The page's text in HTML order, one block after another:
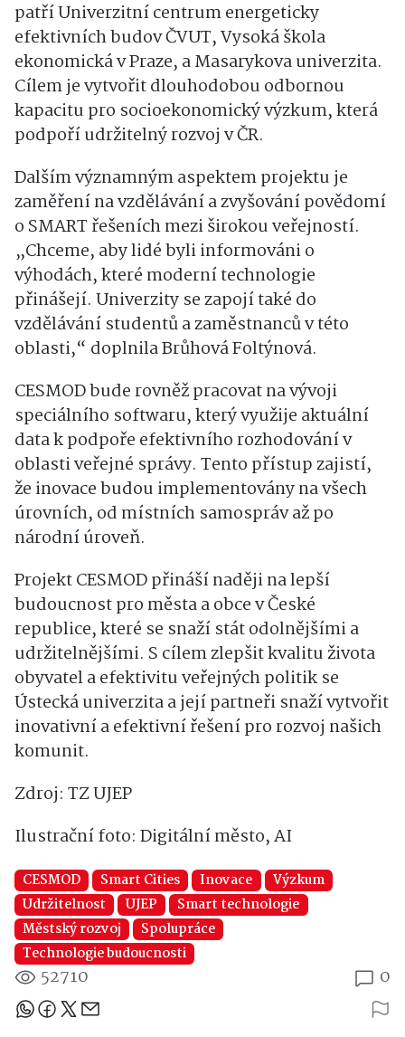
patří Univerzitní centrum energeticky
efektivních budov ČVUT, Vysoká škola
ekonomická v Praze, a Masarykova univerzita.
Cílem je vytvořit dlouhodobou odbornou
kapacitu pro socioekonomický výzkum, která
podpoří udržitelný rozvoj v ČR.
Dalším významným aspektem projektu je
zaměření na vzdělávání a zvyšování povědomí
o SMART řešeních mezi širokou veřejností.
„Chceme, aby lidé byli informováni o
výhodách, které moderní technologie
přinášejí. Univerzity se zapojí také do
vzdělávání studentů a zaměstnanců v této
oblasti,“ doplnila Brůhová Foltýnová.
CESMOD bude rovněž pracovat na vývoji
speciálního softwaru, který využije aktuální
data k podpoře efektivního rozhodování v
oblasti veřejné správy. Tento přístup zajistí,
že inovace budou implementovány na všech
úrovních, od místních samospráv až po
národní úroveň.
Projekt CESMOD přináší naději na lepší
budoucnost pro města a obce v České
republice, které se snaží stát odolnějšími a
udržitelnějšími. S cílem zlepšit kvalitu života
obyvatel a efektivitu veřejných politik se
Ústecká univerzita a její partneři snaží vytvořit
inovativní a efektivní řešení pro rozvoj našich
komunit.
Zdroj: TZ UJEP
Ilustrační foto: Digitální město, AI
CESMOD Smart Cities Inovace
Výzkum
Udržitelnost
UJEP
Smart technologie
Městský rozvoj
Spolupráce
Technologie budoucnosti
52710 0
Sdílejte článek